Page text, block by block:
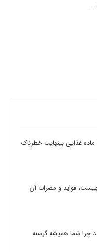
...
مصرف بیش از حد این 8 ماده غذایی بینهایت خطرناک
فواید و مضرات آن
چرا شما همیشه گرسنه